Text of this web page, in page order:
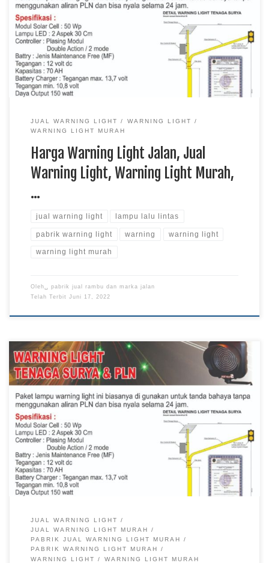
Harga Warning Light Jalan, Jual Warning Light, Warning Light
Murah, Distributor Warning Light
JUAL WARNING LIGHT
WARNING LIGHT
WARNING LIGHT MURAH
Harga Warning Light Jalan, Jual
Warning Light, Warning Light Murah,
…
jual warning light lampu lalu lintas
pabrik warning light warning warning light
warning light murah
Oleh␣ pabrik jual rambu dan marka jalan
Telah Terbit Juni 17, 2022
Supplier Warning Light, Harga Warning Light Grosir, Jual
Warning Light Lalu Lintas Pabrik Rambu – Warning Light
sendiri adalah salah satu produk lampu yang masuk kedalam
jenis lampu lalu lintas. Yang terdiri dari dua lampu dengan satu
warna yaitu hanya warna kuning, lampu warna kuning sendiri
memiliki arti sebagai tanda […]
JUAL WARNING LIGHT
JUAL WARNING LIGHT MURAH
PABRIK JUAL WARNING LIGHT MURAH
PABRIK WARNING LIGHT MURAH
WARNING LIGHT
WARNING LIGHT MURAH